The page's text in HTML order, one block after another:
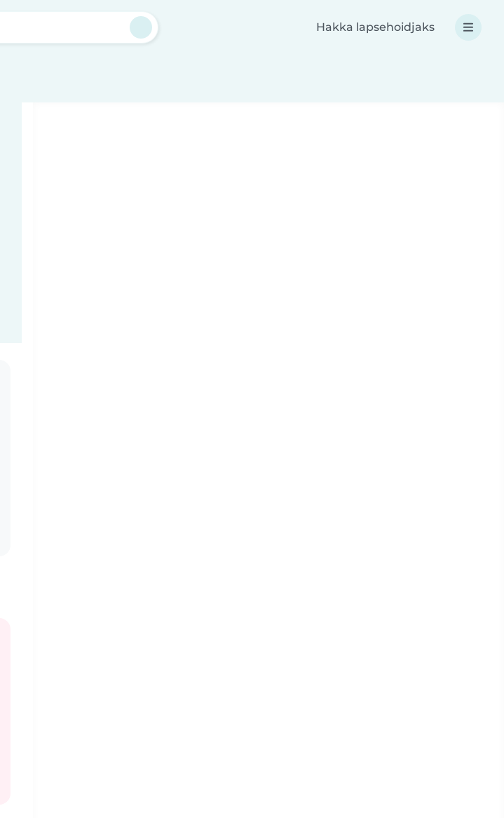
Hakka lapsehoidjaks